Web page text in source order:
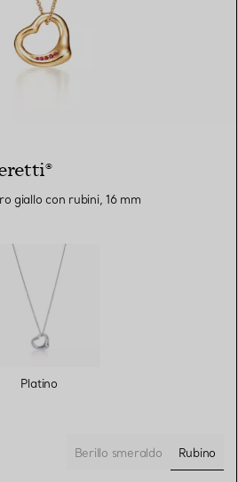
giallo con rubini, 16 mm
Platino
Berillo smeraldo
Rubino